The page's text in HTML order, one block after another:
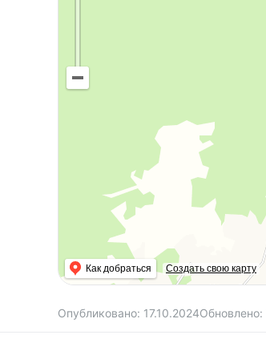
Как добраться Создать свою карту
Опубликовано: 17.10.2024Обновлено: